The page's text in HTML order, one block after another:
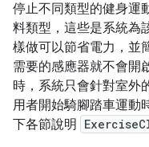
停止不同類型的健身運
料類型，這些是系統為
樣做可以節省電力，並
需要的感應器就不會開
時，系統只會針對室外
用者開始騎腳踏車運動
下各節說明